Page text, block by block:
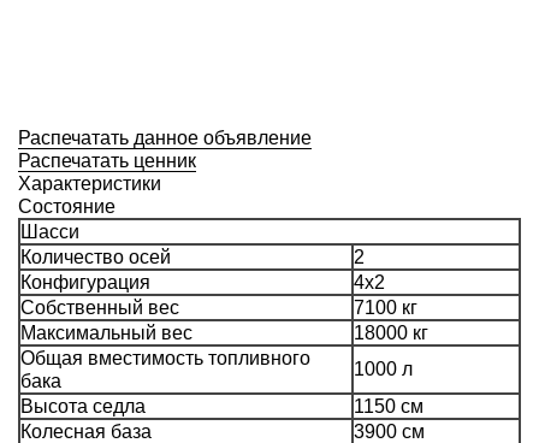
Распечатать данное объявление
Распечатать ценник
Характеристики
Состояние
Шасси
Количество осей
2
Конфигурация
4х2
Собственный вес
7100 кг
Максимальный вес
18000 кг
Общая вместимость топливного
бака
1000 л
Высота седла
1150 см
Колесная база
3900 см